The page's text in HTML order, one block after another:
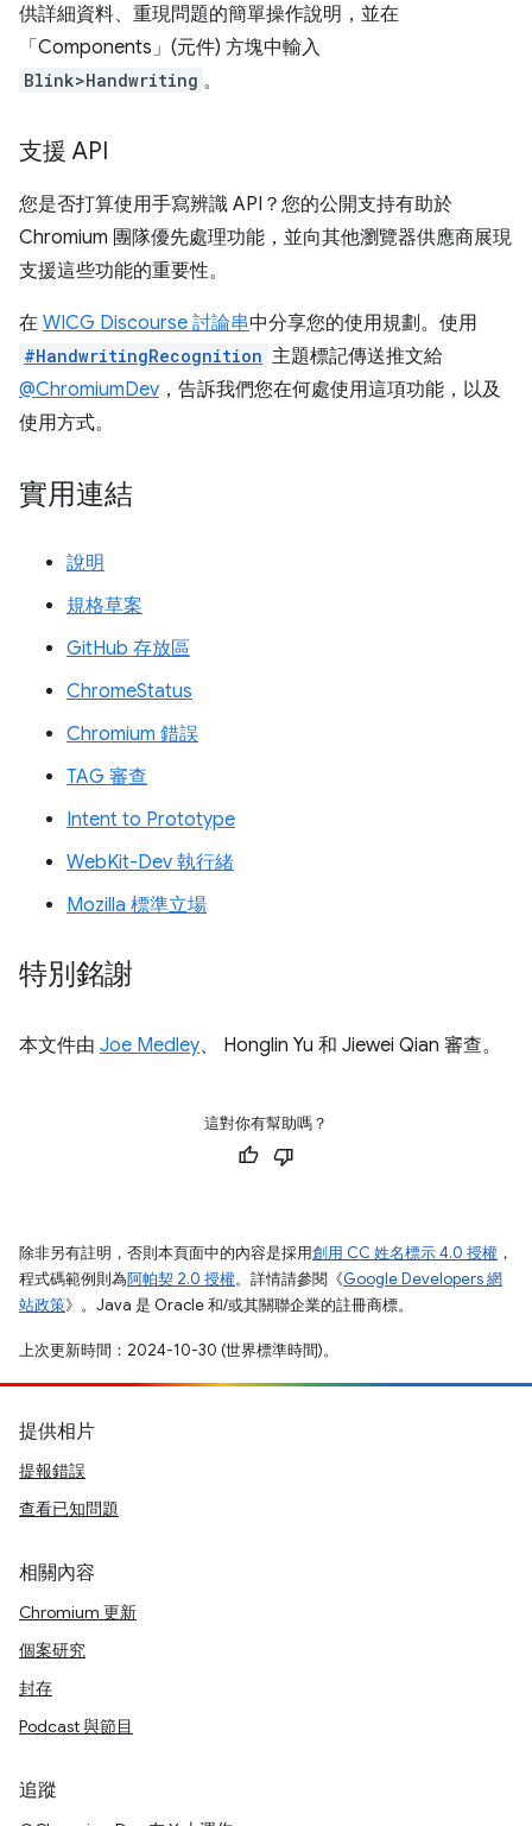
供詳細資料、重現問題的簡單操作說明，並在
「Components」(元件) 方塊中輸入
Blink>Handwriting 。
支援 API
您是否打算使用手寫辨識 API？您的公開支持有助於
Chromium 團隊優先處理功能，並向其他瀏覽器供應商展現
支援這些功能的重要性。
在 WICG Discourse 討論串中分享您的使用規劃。使用
#HandwritingRecognition 主題標記傳送推文給
@ChromiumDev ，告訴我們您在何處使用這項功能，以及
使用方式。
實用連結
說明
規格草案
GitHub 存放區
ChromeStatus
Chromium 錯誤
TAG 審查
Intent to Prototype
WebKit-Dev 執行緒
Mozilla 標準立場
特別銘謝
本文件由 Joe Medley、 Honglin Yu 和 Jiewei Qian 審查。
這對你有幫助嗎？
除非另有註明，否則本頁面中的內容是採用創用 CC 姓名標示 4.0 授權 ，
程式碼範例則為阿帕契 2.0 授權。詳情請參閱《Google Developers 網
站政策》。Java 是 Oracle 和/或其關聯企業的註冊商標。
上次更新時間：2024-10-30 (世界標準時間)。
提供相片
提報錯誤
查看已知問題
相關內容
Chromium 更新
個案研究
封存
Podcast 與節目
追蹤